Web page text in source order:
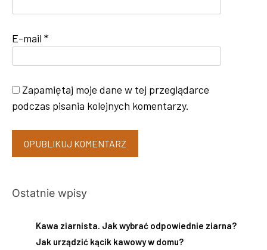
E-mail *
Zapamiętaj moje dane w tej przeglądarce
podczas pisania kolejnych komentarzy.
Ostatnie wpisy
Kawa ziarnista. Jak wybrać odpowiednie ziarna?
Jak urządzić kącik kawowy w domu?